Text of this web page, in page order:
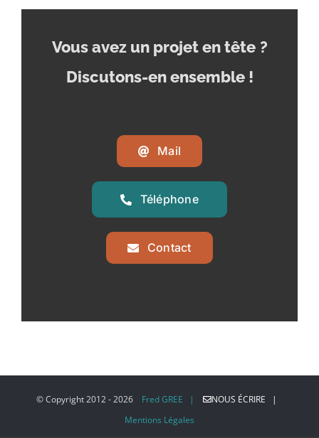
Vous avez un projet en tête ?
Discutons-en ensemble !
Mail
Téléphone
Contact
© Copyright 2012 -2026 Fred GREE |
NOUS ÉCRIRE |
Mentions Légales